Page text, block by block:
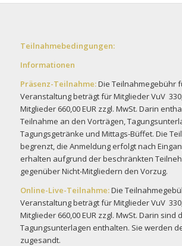
Teilnahmebedingungen:
Informationen
Präsenz-Teilnahme:Die Teilnahmegebühr
Veranstaltung beträgt für Mitglieder VuV
Mitglieder 660,00 EUR zzgl. MwSt. Darin
Teilnahme an den Vorträgen,
Tagungsgetränke und Mittags-Büffet. Die
begrenzt, die Anmeldung erfolgt nach
erhalten aufgrund der beschränkten
gegenüber Nicht-Mitgliedern den Vorzug.
Online-Live-Teilnahme:Die
Veranstaltung beträgt für Mitglieder VuV
Mitglieder 660,00 EUR zzgl. MwSt. Darin sind
Tagungsunterlagen enthalten. Sie werden
zugesandt.